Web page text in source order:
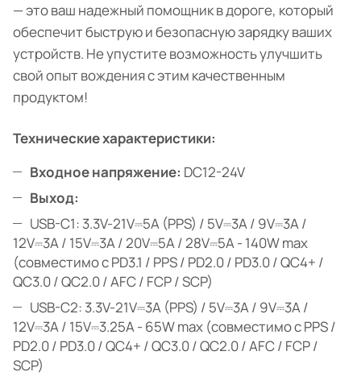
— это ваш надежный помощник в дороге, который
обеспечит быструю и безопасную зарядку ваших
устройств. Не упустите возможность улучшить
свой опыт вождения с этим качественным
продуктом!
Технические характеристики:
Входное напряжение: DC12-24V
Выход:
USB-C1: 3.3V-21V⎓5A (PPS) / 5V⎓3A / 9V⎓3A /
12V⎓3A / 15V⎓3A / 20V⎓5A / 28V⎓5A - 140W max
(совместимо с PD3.1 / PPS / PD2.0 / PD3.0 / QC4+ /
QC3.0 / QC2.0 / AFC / FCP / SCP)
USB-C2: 3.3V-21V⎓3A (PPS) / 5V⎓3A / 9V⎓3A /
12V⎓3A / 15V⎓3.25A - 65W max (совместимо с PPS /
PD2.0 / PD3.0 / QC4+ / QC3.0 / QC2.0 / AFC / FCP /
SCP)